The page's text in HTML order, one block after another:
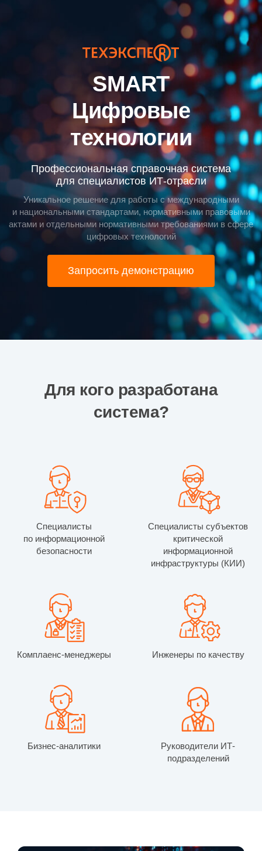
SMART
Цифровые
технологии
Профессиональная справочная система
для специалистов ИТ-отрасли
Уникальное решение для работы с международными
и национальными стандартами, нормативными правовыми
актами и отдельными нормативными требованиями в сфере
цифровых технологий
Запросить демонстрацию
Для кого разработана
система?
Специалисты
по информационной
безопасности
Специалисты субъектов
критической
информационной
инфраструктуры (КИИ)
Комплаенс-менеджеры Инженеры по качеству
Бизнес-аналитики
Руководители ИТ-
подразделений